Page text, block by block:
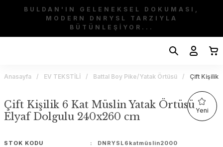
BULDAN'IN GELENEKSEL DOKUMASI,
MODERN DNRYSL TARZIYLA
BÜTÜNLEŞİYOR...
Anasayfa EV TEKSTİLİ Battal Boy Pike/Yatak Örtüsü Çift Kişilik
Yeni
Çift Kişilik 6 Kat Müslin Yatak Örtüsü
Elyaf Dolgulu 240x260 cm
STOK KODU
DNRYSL6katmüslin2000